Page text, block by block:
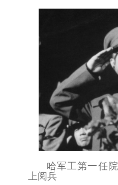
哈军工第一任
上阅兵